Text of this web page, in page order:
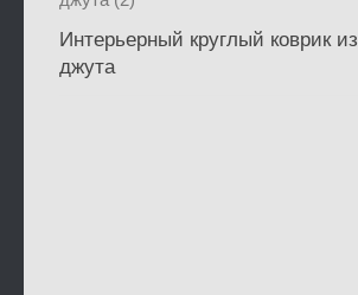
Интерьерный круглый коврик из
джута